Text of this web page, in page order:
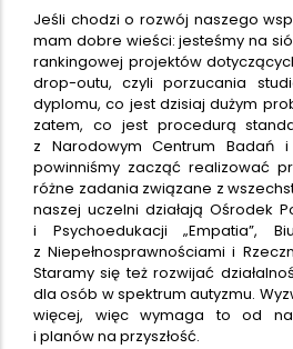
Jeśli chodzi o rozwój naszego
mam dobre wieści: jesteśmy na
rankingowej projektów
drop-outu, czyli porzucania
dyplomu, co jest dzisiaj dużym
zatem, co jest procedurą
z Narodowym Centrum Badań
powinniśmy zacząć realizować
różne zadania związane z
naszej uczelni działają Ośrodek
i Psychoedukacji „Empatia”,
z Niepełnosprawnościami i
Staramy się też rozwijać
dla osób w spektrum autyzmu.
więcej, więc wymaga to od
i planów na przyszłość.